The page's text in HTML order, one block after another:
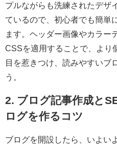
プルながらも洗練されたデザ
ているので、初心者でも簡単
ます。ヘッダー画像やカラー
CSSを適用することで、より
目を惹きつけ、読みやすいブ
う。
2. ブログ記事作成と
ログを作るコツ
ブログを開設したら、いよい